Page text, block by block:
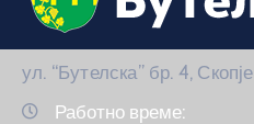
ул. “Бутелска” бр. 4, Скопје
Работно време: